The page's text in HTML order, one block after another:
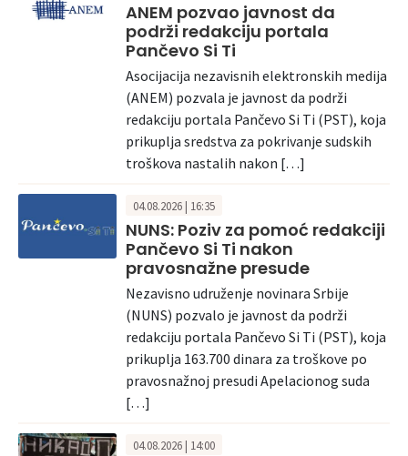
ANEM pozvao javnost da
podrži redakciju portala
Pančevo Si Ti
Asocijacija nezavisnih elektronskih medija
(ANEM) pozvala je javnost da podrži
redakciju portala Pančevo Si Ti (PST), koja
prikuplja sredstva za pokrivanje sudskih
troškova nastalih nakon […]
04.08.2026 | 16:35
NUNS: Poziv za pomoć redakciji
Pančevo Si Ti nakon
pravosnažne presude
Nezavisno udruženje novinara Srbije
(NUNS) pozvalo je javnost da podrži
redakciju portala Pančevo Si Ti (PST), koja
prikuplja 163.700 dinara za troškove po
pravosnažnoj presudi Apelacionog suda
[…]
04.08.2026 | 14:00